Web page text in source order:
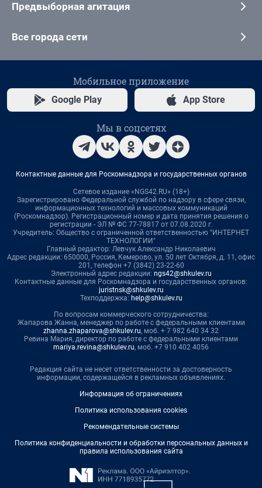
Предвыборная агитация
Все города сети
Мобильное приложение
Google Play App Store
Мы в соцсетях
Контактные данные для Роскомнадзора и государственных органов
Сетевое издание «NGS42.RU» (18+)
Зарегистрировано Федеральной службой по надзору в сфере связи,
информационных технологий и массовых коммуникаций
(Роскомнадзор). Регистрационный номер и дата принятия решения о
регистрации - ЭЛ № ФС 77-78817 от 07.08.2020 г.
Учредитель: Общество с ограниченной ответственностью "ИНТЕРНЕТ
ТЕХНОЛОГИИ"
Главный редактор: Левчук Александр Николаевич
Адрес редакции: 650000, Россия, Кемерово, ул. 50 лет Октября, д. 11, офис
201, телефон +7 (3842) 23-22-60
Электронный адрес редакции: ngs42@shkulev.ru
Контактные данные для Роскомнадзора и государственных органов:
juristnsk@shkulev.ru
Техподдержка: help@shkulev.ru
По вопросам коммерческого сотрудничества:
Жапарова Жанна, менеджер по работе с федеральными клиентами
zhanna.zhaparova@shkulev.ru, моб. + 7 982 640 34 32
Ревина Мария, директор по работе с федеральными клиентами
mariya.revina@shkulev.ru, моб. +7 910 402 4056
Редакция сайта не несет ответственности за достоверность
информации, содержащейся в рекламных объявлениях.
Информация об ограничениях
Политика использования cookies
Рекомендательные системы
Политика конфиденциальности и обработки персональных данных и
правила использования сайта